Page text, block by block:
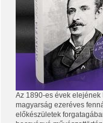
Az 1890-es évek
magyarság ezeréves
előkészületek